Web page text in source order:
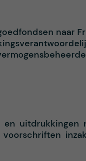
naar
en